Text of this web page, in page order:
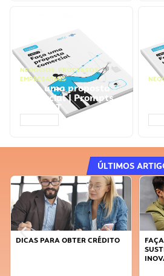
NEGÓCIOS, PROCESSOS
EMPRESARIAIS
Faça uma proposta
comercial | Prompts
ChatGPT
ÚLTIMOS
DICAS PARA OBTER CRÉDITO